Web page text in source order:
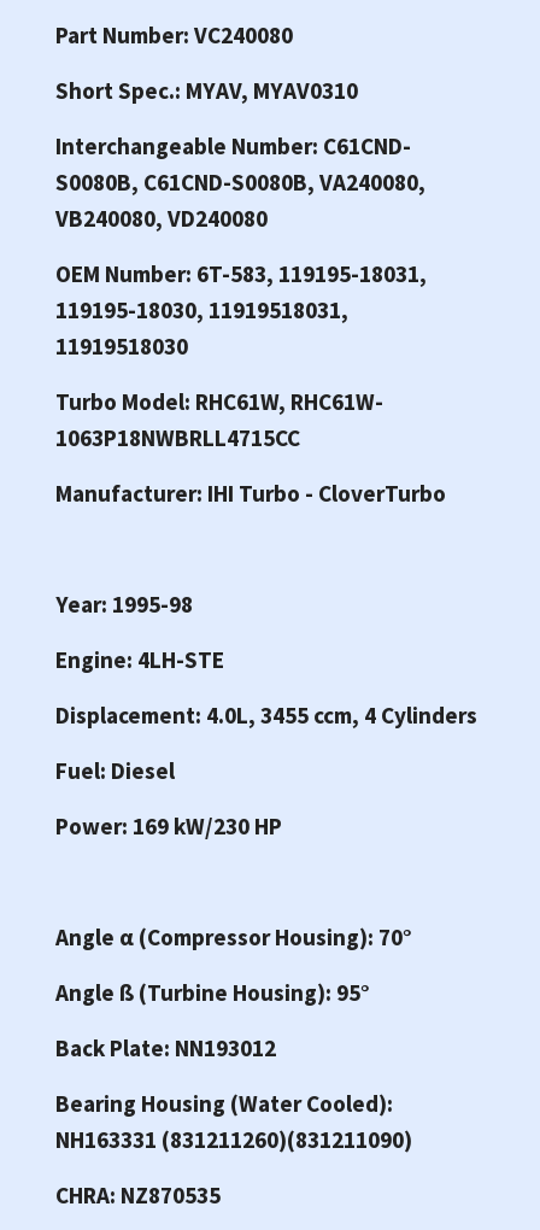
Part Number: VC240080
Short Spec.: MYAV, MYAV0310
Interchangeable Number: C61CND-
S0080B, C61CND-S0080B, VA240080,
VB240080, VD240080
OEM Number: 6T-583, 119195-18031,
119195-18030, 11919518031,
11919518030
Turbo Model: RHC61W, RHC61W-
1063P18NWBRLL4715CC
Manufacturer: IHI Turbo - CloverTurbo
Year: 1995-98
Engine: 4LH-STE
Displacement: 4.0L, 3455 ccm, 4 Cylinders
Fuel: Diesel
Power: 169 kW/230 HP
Angle α (Compressor Housing): 70°
Angle ß (Turbine Housing): 95°
Back Plate: NN193012
Bearing Housing (Water Cooled):
NH163331 (831211260)(831211090)
CHRA: NZ870535